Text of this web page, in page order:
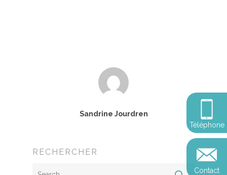
Sandrine Jourdren
RECHERCHER
Téléphone
Contact
Devenir praticien en
de pleine conscience
Somatic Expériencing
Révelez votre
votre impact
Conférences
personnel
Révelez votre
votre impact
Reconversion et
professionnelle
et découvrir